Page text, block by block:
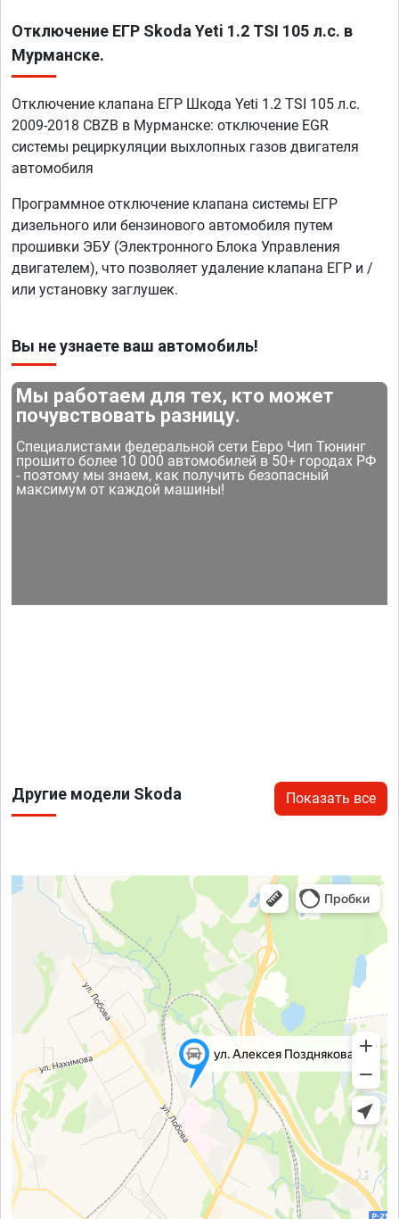
Отключение ЕГР Skoda Yeti 1.2 TSI 105 л.с. в
Мурманске.
Отключение клапана ЕГР Шкода Yeti 1.2 TSI 105 л.с.
2009-2018 CBZB в Мурманске: отключение EGR
системы рециркуляции выхлопных газов двигателя
автомобиля
Программное отключение клапана системы ЕГР
дизельного или бензинового автомобиля путем
прошивки ЭБУ (Электронного Блока Управления
двигателем), что позволяет удаление клапана ЕГР и /
или установку заглушек.
Вы не узнаете ваш автомобиль!
Мы работаем для тех, кто может
почувствовать разницу.
Специалистами федеральной сети Евро Чип Тюнинг
прошито более 10 000 автомобилей в 50+ городах РФ
- поэтому мы знаем, как получить безопасный
максимум от каждой машины!
Другие модели Skoda Показать все